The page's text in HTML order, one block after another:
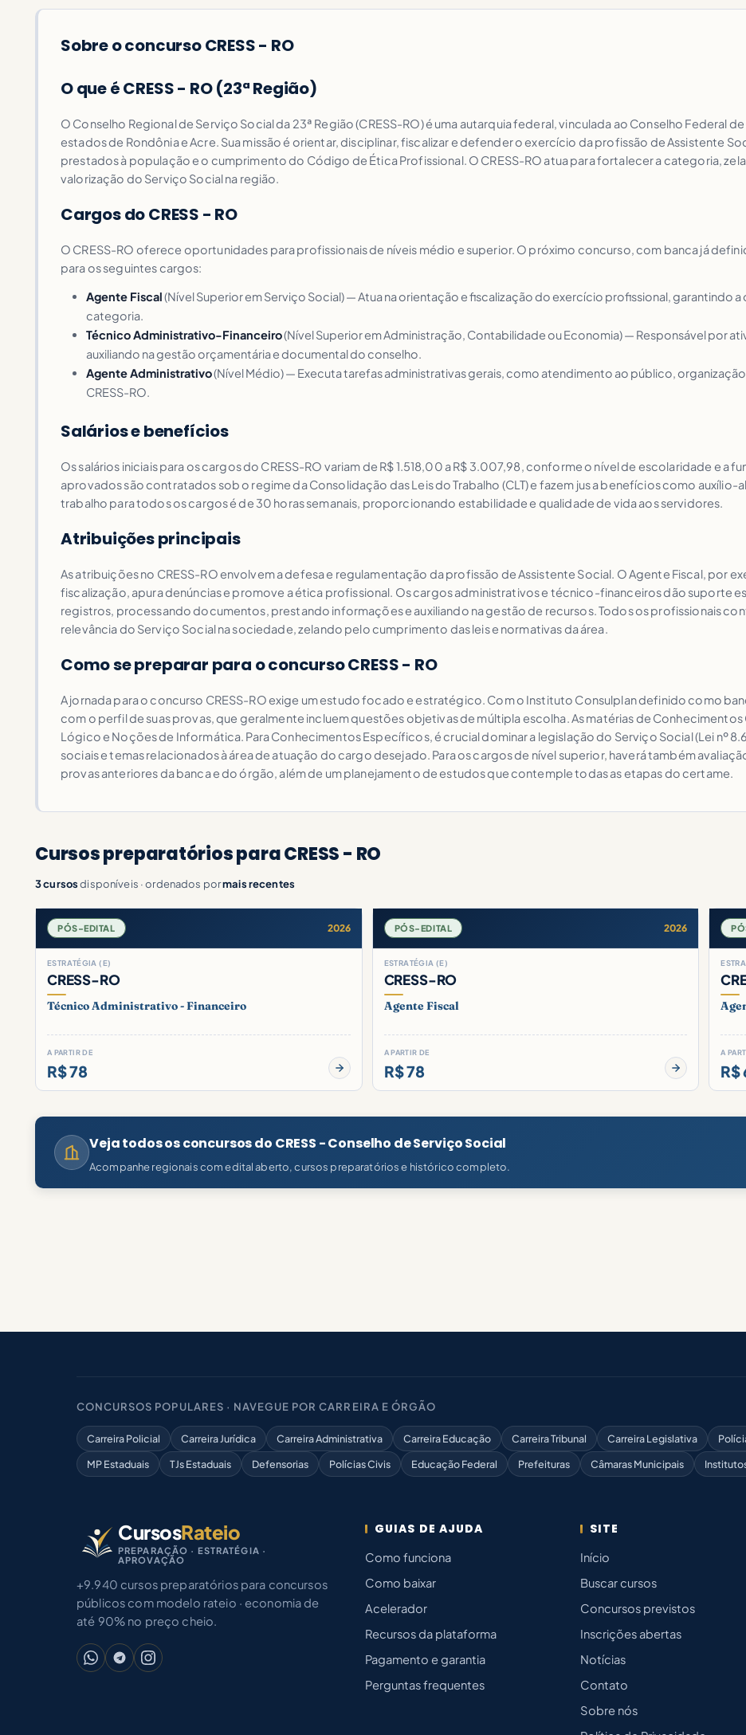
Sobre o concurso CRESS - RO
O que é CRESS - RO (23ª Região)
O Conselho Regional de Serviço Social da 23ª Região (CRESS-RO) é uma autarquia federal, vinculada ao Conselho Federal
estados de Rondônia e Acre. Sua missão é orientar, disciplinar, fiscalizar e defender o exercício da profissão de Assistente
prestados à população e o cumprimento do Código de Ética Profissional. O CRESS-RO atua para fortalecer a categoria,
valorização do Serviço Social na região.
Cargos do CRESS - RO
O CRESS-RO oferece oportunidades para profissionais de níveis médio e superior. O próximo concurso, com banca já
para os seguintes cargos:
Agente Fiscal(Nível Superior em Serviço Social) — Atua na orientação e fiscalização do exercício profissional, garantindo
categoria.
Técnico Administrativo-Financeiro(Nível Superior em Administração, Contabilidade ou Economia) — Responsável por
auxiliando na gestão orçamentária e documental do conselho.
Agente Administrativo(Nível Médio) — Executa tarefas administrativas gerais, como atendimento ao público,
CRESS-RO.
Salários e benefícios
Os salários iniciais para os cargos do CRESS-RO variam de R$ 1.518,00 a R$ 3.007,98, conforme o nível de escolaridade e a
aprovados são contratados sob o regime da Consolidação das Leis do Trabalho (CLT) e fazem jus a benefícios como
trabalho para todos os cargos é de 30 horas semanais, proporcionando estabilidade e qualidade de vida aos servidores.
Atribuições principais
As atribuições no CRESS-RO envolvem a defesa e regulamentação da profissão de Assistente Social. O Agente Fiscal, por
fiscalização, apura denúncias e promove a ética profissional. Os cargos administrativos e técnico-financeiros dão suporte
registros, processando documentos, prestando informações e auxiliando na gestão de recursos. Todos os profissionais
relevância do Serviço Social na sociedade, zelando pelo cumprimento das leis e normativas da área.
Como se preparar para o concurso CRESS - RO
A jornada para o concurso CRESS-RO exige um estudo focado e estratégico. Com o Instituto Consulplan definido como
com o perfil de suas provas, que geralmente incluem questões objetivas de múltipla escolha. As matérias de
Lógico e Noções de Informática. Para Conhecimentos Específicos, é crucial dominar a legislação do Serviço Social (Lei nº
sociais e temas relacionados à área de atuação do cargo desejado. Para os cargos de nível superior, haverá também
provas anteriores da banca e do órgão, além de um planejamento de estudos que contemple todas as etapas do certame.
Cursos preparatórios para CRESS - RO
3 cursosdisponíveis · ordenados pormais recentes
PÓS-EDITAL 2026
ESTRATÉGIA (E)
CRESS-RO
Técnico Administrativo - Financeiro
A PARTIR DE
R$ 78
PÓS-EDITAL 2026
ESTRATÉGIA (E)
CRESS-RO
Agente Fiscal
A PARTIR DE
R$ 78
A
R$
Veja todos os concursos do CRESS - Conselho de Serviço Social
Acompanhe regionais com edital aberto, cursos preparatórios e histórico completo.
CONCURSOS POPULARES · NAVEGUE POR CARREIRA E ÓRGÃO
Carreira Policial Carreira Jurídica Carreira Administrativa Carreira Educação Carreira Tribunal Carreira Legislativa
MP Estaduais
TJs Estaduais Defensorias Polícias Civis Educação Federal Prefeituras Câmaras Municipais
CursosRateio
PREPARAÇÃO · ESTRATÉGIA ·
APROVAÇÃO
+9.940 cursos preparatórios para concursos
públicos com modelo rateio · economia de
até 90% no preço cheio.
GUIAS DE AJUDA
Como funciona
Como baixar
Acelerador
Recursos da plataforma
Pagamento e garantia
Perguntas frequentes
SITE
Início
Buscar cursos
Concursos previstos
Inscrições abertas
Notícias
Contato
Sobre nós